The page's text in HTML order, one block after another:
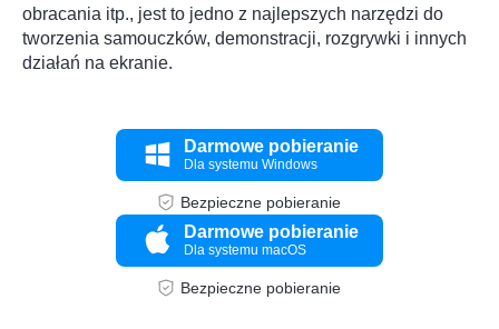
obracania itp., jest to jedno z najlepszych narzędzi do
tworzenia samouczków, demonstracji, rozgrywki i innych
działań na ekranie.
Darmowe pobieranie
Dla systemu Windows
Bezpieczne pobieranie
Darmowe pobieranie
Dla systemu macOS
Bezpieczne pobieranie